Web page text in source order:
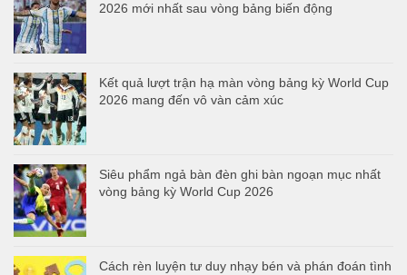
2026 mới nhất sau vòng bảng biến động
Kết quả lượt trận hạ màn vòng bảng kỳ World Cup
2026 mang đến vô vàn cảm xúc
Siêu phẩm ngả bàn đèn ghi bàn ngoạn mục nhất
vòng bảng kỳ World Cup 2026
Cách rèn luyện tư duy nhạy bén và phán đoán tình